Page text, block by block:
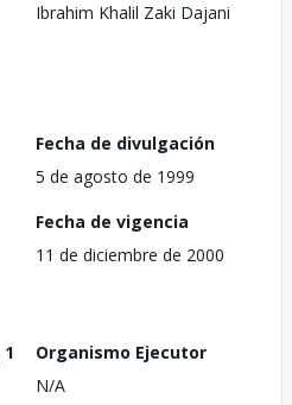
Ibrahim Khalil Zaki Dajani
Fecha de divulgación
5 de agosto de 1999
Fecha de vigencia
11 de diciembre de 2000
1
Organismo Ejecutor
N/A